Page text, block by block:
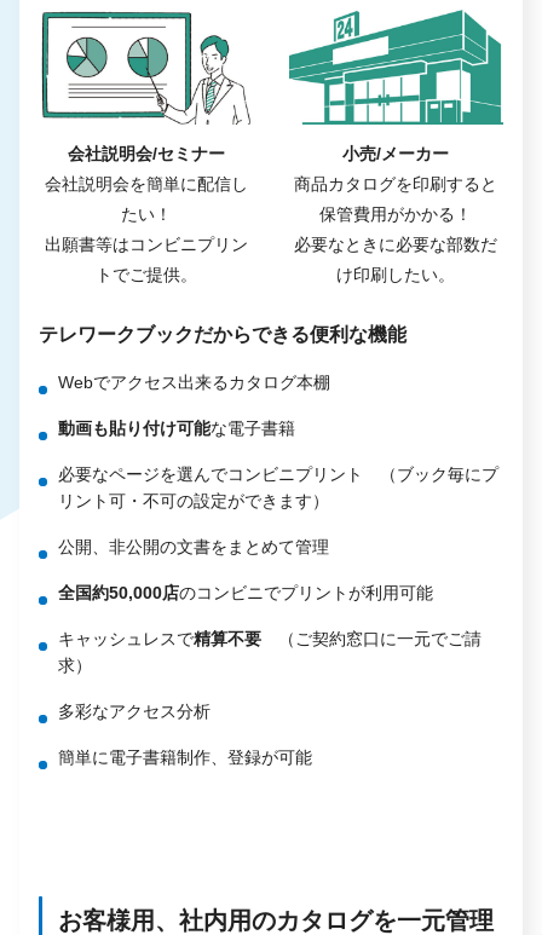
会社説明会/セミナー
会社説明会を簡単に配信し
たい！
出願書等はコンビニプリン
トでご提供。
小売/メーカー
商品カタログを印刷すると
保管費用がかかる！
必要なときに必要な部数だ
け印刷したい。
テレワークブックだからできる便利な機能
Webでアクセス出来るカタログ本棚
動画も貼り付け可能な電子書籍
必要なページを選んでコンビニプリント （ブック毎にプ
リント可・不可の設定ができます）
公開、非公開の文書をまとめて管理
全国約50,000店のコンビニでプリントが利用可能
キャッシュレスで精算不要 （ご契約窓口に一元でご請
求）
多彩なアクセス分析
簡単に電子書籍制作、登録が可能
お客様用、社内用のカタログを一元管理